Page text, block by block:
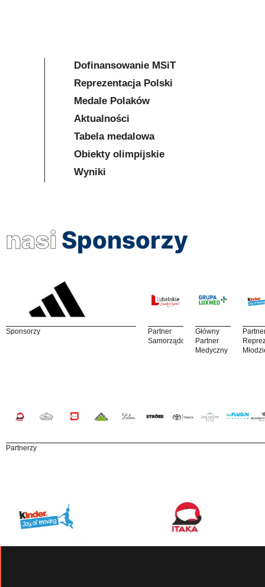
Dofinansowanie MSiT
Reprezentacja Polski
Medale Polaków
Aktualności
Tabela medalowa
Obiekty olimpijskie
Wyniki
nasi Sponsorzy
Sponsorzy
Partner
Samorządowy
Główny
Partner
Medyczny
Partnerzy